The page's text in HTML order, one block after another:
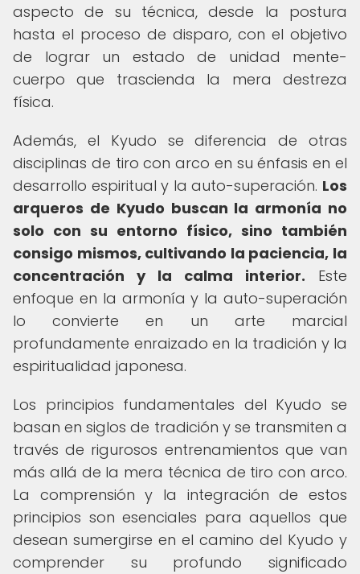
aspecto de su técnica, desde la postura
hasta el proceso de disparo, con el objetivo
de lograr un estado de unidad mente-
cuerpo que trascienda la mera destreza
física.
Además, el Kyudo se diferencia de otras
disciplinas de tiro con arco en su énfasis en el
desarrollo espiritual y la auto-superación. Los
arqueros de Kyudo buscan la armonía no
solo con su entorno físico, sino también
consigo mismos, cultivando la paciencia, la
concentración y la calma interior. Este
enfoque en la armonía y la auto-superación
lo convierte en un arte marcial
profundamente enraizado en la tradición y la
espiritualidad japonesa.
Los principios fundamentales del Kyudo se
basan en siglos de tradición y se transmiten a
través de rigurosos entrenamientos que van
más allá de la mera técnica de tiro con arco.
La comprensión y la integración de estos
principios son esenciales para aquellos que
desean sumergirse en el camino del Kyudo y
comprender su profundo significado